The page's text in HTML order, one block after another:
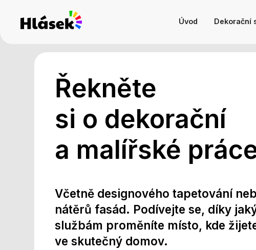
Úvod Dekorační
Řekněte
si o dekorační
a malířské
Včetně designového tapetování
nátěrů fasád. Podívejte se, díky
službám proměníte místo, kde
ve skutečný domov.